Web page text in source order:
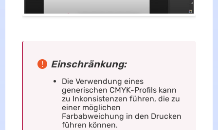
Einschränkung:
Die Verwendung eines
generischen CMYK-Profils kann
zu Inkonsistenzen führen, die zu
einer möglichen
Farbabweichung in den Drucken
führen können.